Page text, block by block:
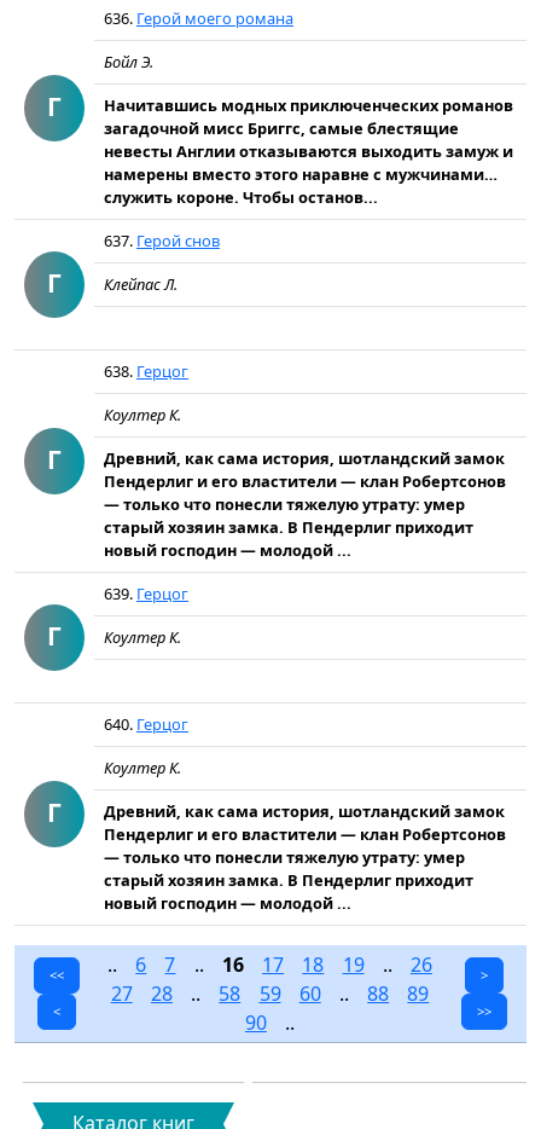
Г
636. Герой моего романа
Бойл Э.
Начитавшись модных приключенческих романов
загадочной мисс Бриггс, самые блестящие
невесты Англии отказываются выходить замуж и
намерены вместо этого наравне с мужчинами…
служить короне. Чтобы останов...
Г
637. Герой снов
Клейпас Л.
Г
638. Герцог
Коултер К.
Древний, как сама история, шотландский замок
Пендерлиг и его властители — клан Робертсонов
— только что понесли тяжелую утрату: умер
старый хозяин замка. В Пендерлиг приходит
новый господин — молодой ...
Г
639. Герцог
Коултер К.
Г
640. Герцог
Коултер К.
Древний, как сама история, шотландский замок
Пендерлиг и его властители — клан Робертсонов
— только что понесли тяжелую утрату: умер
старый хозяин замка. В Пендерлиг приходит
новый господин — молодой ...
<<
<
.. 6 7 .. 16 17 18 19.. 26
27
28.. 58 59 60..88
89
90..
>
>>
Каталог книг